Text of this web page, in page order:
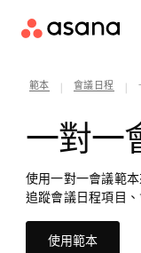
範本 會議日程
一對一
使用一對一會議範
追蹤會議日程項目
使用範本